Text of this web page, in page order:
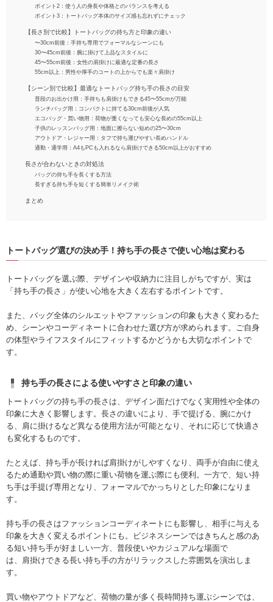
ポイント2：使う人の身長や体格とのバランスを考える
ポイント3：トートバッグ本体のサイズ感も忘れずにチェック
【長さ別で比較】トートバッグの持ち方と印象の違い
〜30cm前後：手持ち専用でフォーマルなシーンにも
30〜45cm前後：腕に掛けて上品なスタイルに
45〜55cm前後：女性の肩掛けに最適な定番の長さ
55cm以上：男性や厚手のコートの上からでも楽々肩掛け
【シーン別で比較】最適なトートバッグ持ち手の長さの目安
普段のお出かけ用：手持ちも肩掛けもできる45〜55cmが万能
ランチバッグ用：コンパクトに持てる30cm前後が人気
エコバッグ・買い物用：荷物が重くなっても安心な長めの55cm以上
子供のレッスンバッグ用：地面に擦らない短めの25〜30cm
アウトドア・レジャー用：タフで持ち運びやすい長めハンドル
通勤・通学用：A4もPCも入れるなら肩掛けできる50cm以上がおすすめ
長さが合わないときの対処法
バッグの持ち手を長くする方法
長すぎる持ち手を短くする簡単リメイク術
まとめ
トートバッグ選びの決め手！持ち手の長さで使い心地は変わる
トートバッグを選ぶ際、デザインや収納力に注目しがちですが、実は
「持ち手の長さ」が使い心地を大きく左右するポイントです。
また、バッグ全体のシルエットやファッションの印象も大きく変わるた
め、シーンやコーディネートに合わせた選び方が求められます。ご自身
の体型やライフスタイルにフィットするかどうかも大切なポイントで
す。
持ち手の長さによる使いやすさと印象の違い
トートバッグの持ち手の長さは、デザイン面だけでなく実用性や全体の
印象に大きく影響します。長さの違いにより、手で提げる、腕にかけ
る、肩に掛けるなど異なる使用方法が可能となり、それに応じて快適さ
も変化するものです。
たとえば、持ち手が長ければ肩掛けがしやすくなり、両手が自由に使え
るため通勤や買い物の際に重い荷物を運ぶ際にも便利。一方で、短い持
ち手は手提げ専用となり、フォーマルでかっちりとした印象になりま
す。
持ち手の長さはファッションコーディネートにも影響し、相手に与える
印象を大きく変えるポイントにも。ビジネスシーンではきちんと感のあ
る短い持ち手が好ましい一方、普段使いやカジュアルな場面で
は、肩掛けできる長い持ち手の方がリラックスした雰囲気を演出しま
す。
買い物やアウトドアなど、荷物の量が多く長時間持ち運ぶシーンでは、